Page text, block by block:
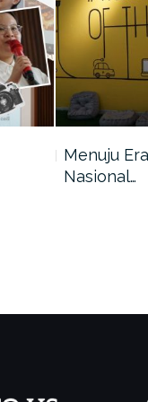
Menuju
Nasional…